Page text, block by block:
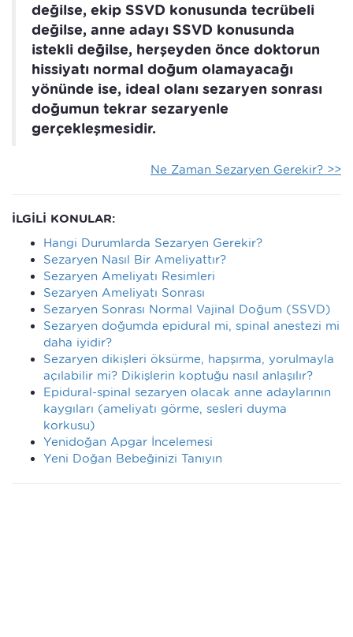
değilse, ekip SSVD konusunda tecrübeli
değilse, anne adayı SSVD konusunda
istekli değilse, herşeyden önce doktorun
hissiyatı normal doğum olamayacağı
yönünde ise, ideal olanı sezaryen sonrası
doğumun tekrar sezaryenle
gerçekleşmesidir.
Ne Zaman Sezaryen Gerekir? >>
İLGİLİ KONULAR:
Hangi Durumlarda Sezaryen Gerekir?
Sezaryen Nasıl Bir Ameliyattır?
Sezaryen Ameliyatı Resimleri
Sezaryen Ameliyatı Sonrası
Sezaryen Sonrası Normal Vajinal Doğum (SSVD)
Sezaryen doğumda epidural mi, spinal anestezi mi
daha iyidir?
Sezaryen dikişleri öksürme, hapşırma, yorulmayla
açılabilir mi? Dikişlerin koptuğu nasıl anlaşılır?
Epidural-spinal sezaryen olacak anne adaylarının
kaygıları (ameliyatı görme, sesleri duyma
korkusu)
Yenidoğan Apgar İncelemesi
Yeni Doğan Bebeğinizi Tanıyın